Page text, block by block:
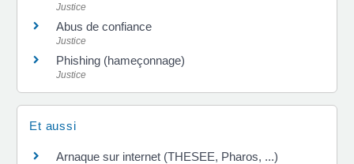
Justice
Abus de confiance
Justice
Phishing (hameçonnage)
Justice
Et aussi
Arnaque sur internet (THESEE, Pharos, ...)